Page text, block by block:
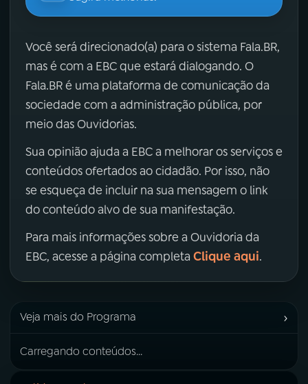
Você será direcionado(a) para o sistema Fala.BR,
mas é com a EBC que estará dialogando. O
Fala.BR é uma plataforma de comunicação da
sociedade com a administração pública, por
meio das Ouvidorias.
Sua opinião ajuda a EBC a melhorar os serviços e
conteúdos ofertados ao cidadão. Por isso, não
se esqueça de incluir na sua mensagem o link
do conteúdo alvo de sua manifestação.
Para mais informações sobre a Ouvidoria da
EBC, acesse a página completa Clique aqui.
Veja mais do Programa ›
Carregando conteúdos...